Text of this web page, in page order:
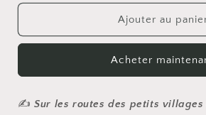
Ajouter au
Acheter
✍️ Sur les routes des petits